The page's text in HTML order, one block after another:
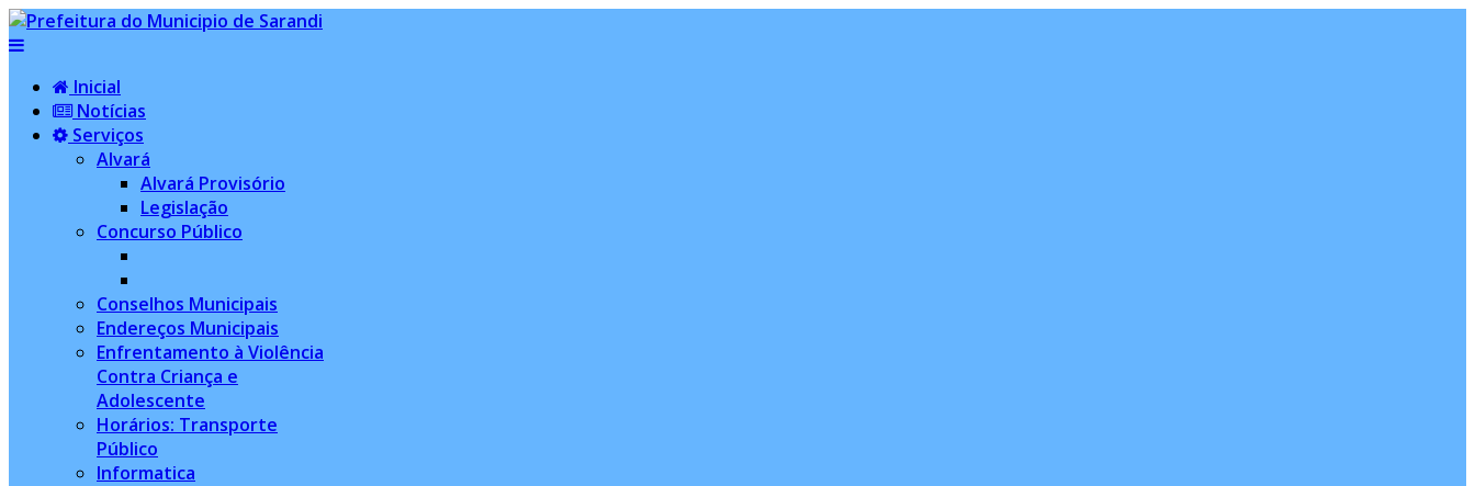
Inicial
Notícias
Serviços
Alvará
Alvará Provisório
Legislação
Concurso Público
Conselhos Municipais
Endereços Municipais
Enfrentamento à Violência
Contra Criança e
Adolescente
Horários: Transporte
Público
Informatica